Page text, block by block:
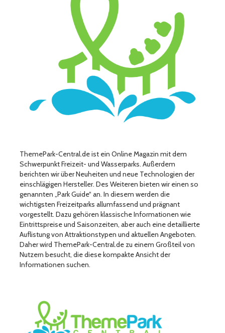
ThemePark-Central.de ist ein Online Magazin mit dem
Schwerpunkt Freizeit- und Wasserparks. Außerdem
berichten wir über Neuheiten und neue Technologien der
einschlägigen Hersteller. Des Weiteren bieten wir einen so
genannten „Park Guide“ an. In diesem werden die
wichtigsten Freizeitparks allumfassend und prägnant
vorgestellt. Dazu gehören klassische Informationen wie
Eintrittspreise und Saisonzeiten, aber auch eine detaillierte
Auflistung von Attraktionstypen und aktuellen Angeboten.
Daher wird ThemePark-Central.de zu einem Großteil von
Nutzern besucht, die diese kompakte Ansicht der
Informationen suchen.